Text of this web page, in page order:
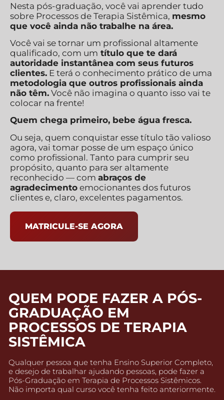
Nesta pós-graduação, você vai aprender tudo
sobre Processos de Terapia Sistêmica, mesmo
que você ainda não trabalhe na área.
Você vai se tornar um profissional altamente
qualificado, com um título que te dará
autoridade instantânea com seus futuros
clientes. E terá o conhecimento prático de uma
metodologia que outros profissionais ainda
não têm. Você não imagina o quanto isso vai te
colocar na frente!
Quem chega primeiro, bebe água fresca.
Ou seja, quem conquistar esse título tão valioso
agora, vai tomar posse de um espaço único
como profissional. Tanto para cumprir seu
propósito, quanto para ser altamente
reconhecido — com abraços de
agradecimento emocionantes dos futuros
clientes e, claro, excelentes pagamentos.
MATRICULE-SE AGORA
QUEM PODE FAZER A PÓS-
GRADUAÇÃO EM
PROCESSOS DE TERAPIA
SISTÊMICA
Qualquer pessoa que tenha Ensino Superior Completo,
e desejo de trabalhar ajudando pessoas, pode fazer a
Pós-Graduação em Terapia de Processos Sistêmicos.
Não importa qual curso você tenha feito anteriormente.